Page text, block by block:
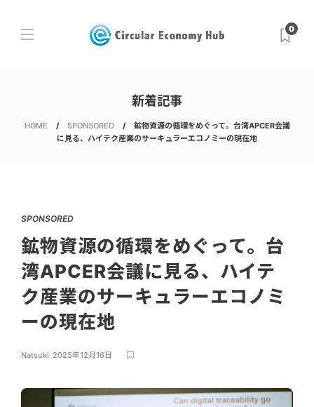
0
新着記事
HOME SPONSORED
鉱物資源の循環をめぐって。台湾APCER会議
に見る、ハイテク産業のサーキュラーエコノミーの現在地
SPONSORED
鉱物資源の循環をめぐって。台
湾APCER会議に見る、ハイテ
ク産業のサーキュラーエコノミ
ーの現在地
Natsuki, 2025年12月16日